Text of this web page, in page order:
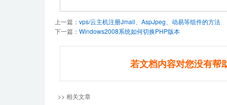
上一篇： vps/云主机注册Jmail、AspJpeg、动易等组件的方法
下一篇： Windows2008系统如何切换PHP版本
若文档内容对您没有帮
>> 相关文章